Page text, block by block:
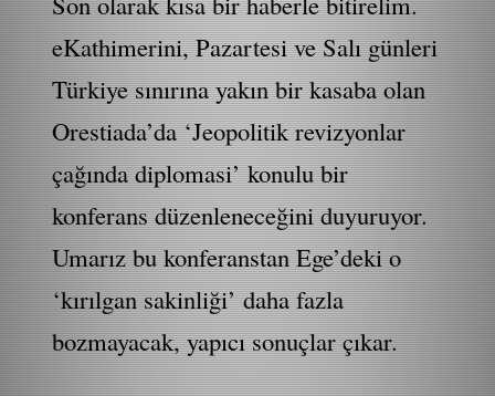
eKathimerini, Pazartesi ve Salı günleri
Türkiye sınırına yakın bir kasaba olan
Orestiada’da ‘Jeopolitik revizyonlar
çağında diplomasi’ konulu bir
konferans düzenleneceğini duyuruyor.
Umarız bu konferanstan Ege’deki o
‘kırılgan sakinliği’ daha fazla
bozmayacak, yapıcı sonuçlar çıkar.